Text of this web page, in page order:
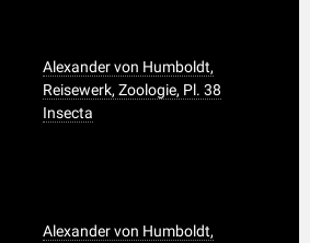
Alexander von Humboldt,
Reisewerk, Zoologie, Pl. 38
Insecta
Alexander von Humboldt,